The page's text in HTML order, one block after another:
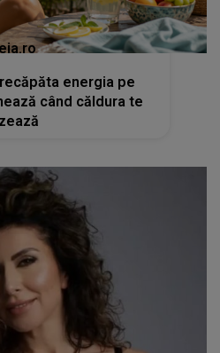
energia pe
când căldura te